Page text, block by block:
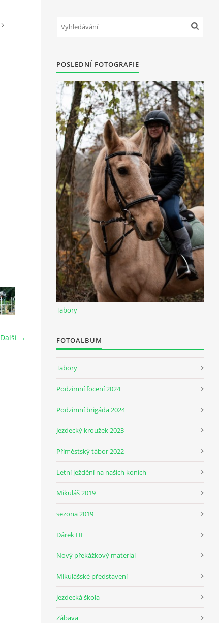
Další →
POSLEDNÍ FOTOGRAFIE
Tabory
FOTOALBUM
Tabory
Podzimní focení 2024
Podzimní brigáda 2024
Jezdecký kroužek 2023
Příměstský tábor 2022
Letní ježdění na našich koních
Mikuláš 2019
sezona 2019
Dárek HF
Nový překážkový material
Mikulášské představení
Jezdecká škola
Zábava